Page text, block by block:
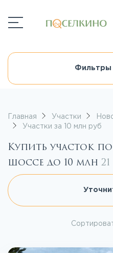
Главная Участки
Участки за 10 млн руб
Купить участок
шоссе до 10 млн 21